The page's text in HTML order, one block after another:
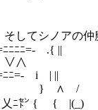
【
そしてシノアの仲
ﾆﾆﾆ=-
=- i |
} ∧ /
{ {